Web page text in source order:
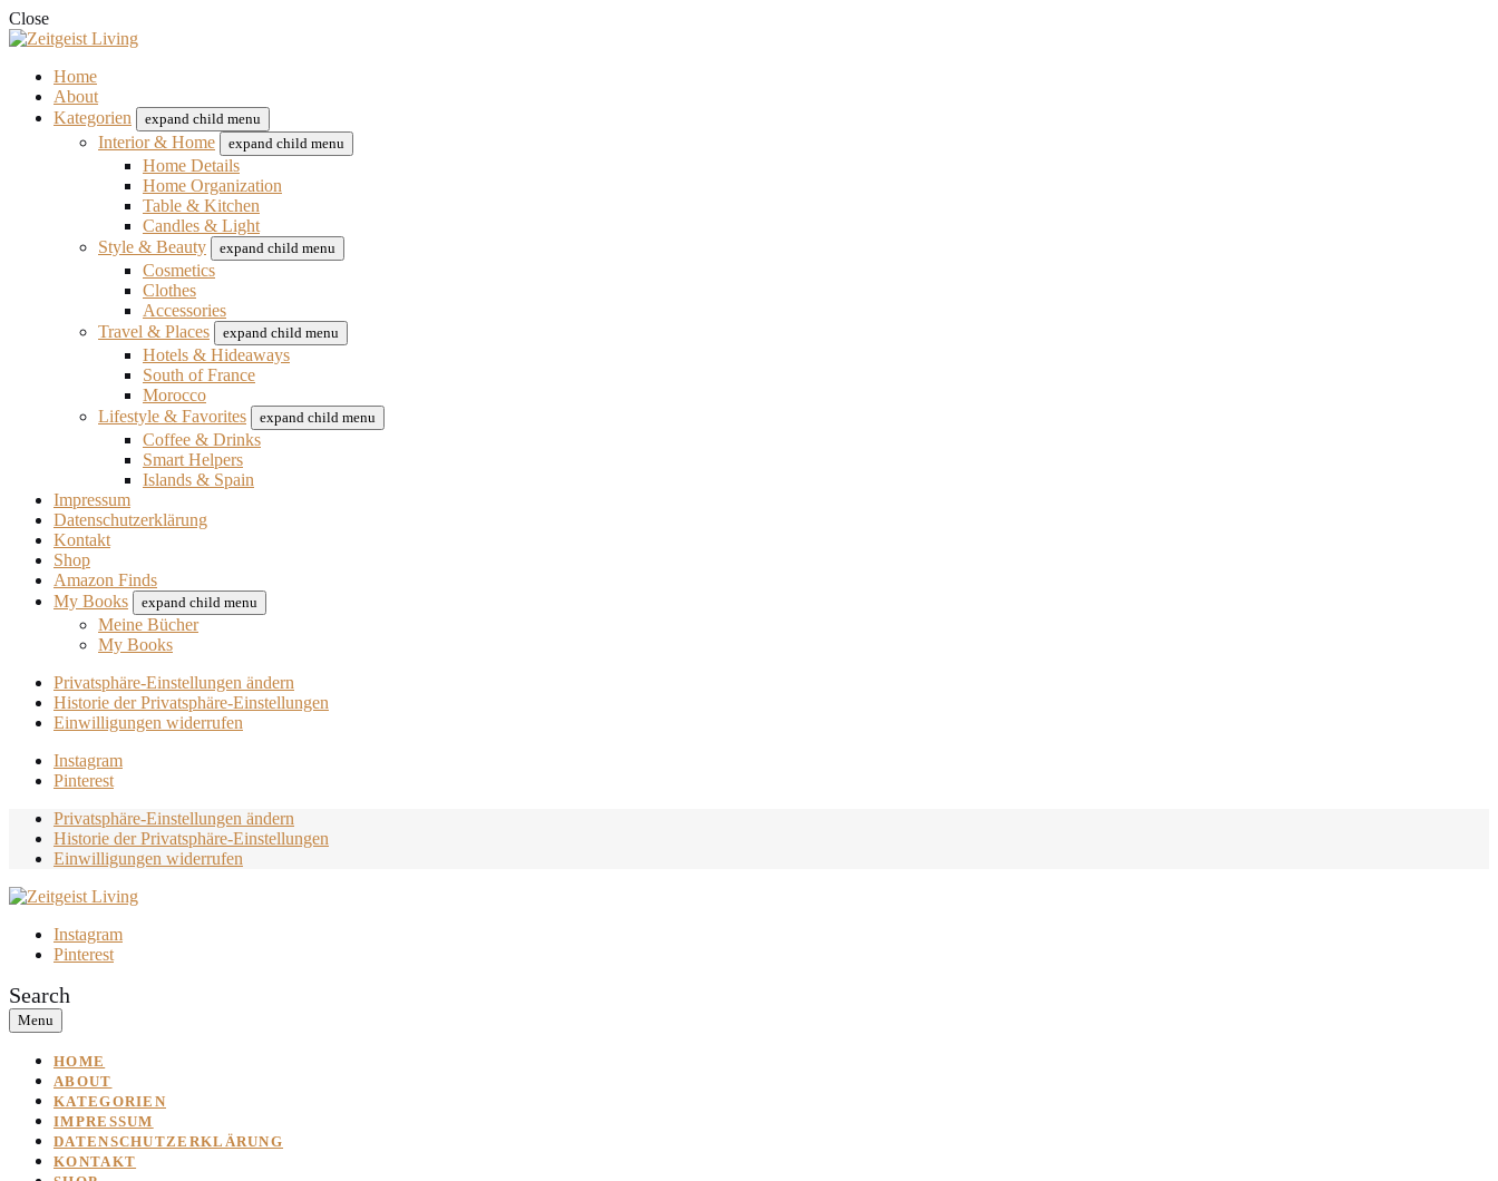
Close
Home
About
Kategorien
expand child menu
Interior & Home expand child menu
Home Details
Home Organization
Table & Kitchen
Candles & Light
Style & Beauty
expand child menu
Cosmetics
Clothes
Accessories
Travel & Places
expand child menu
Hotels & Hideaways
South of France
Morocco
Lifestyle & Favorites
expand child menu
Coffee & Drinks
Smart Helpers
Islands & Spain
Impressum
Datenschutzerklärung
Kontakt
Shop
Amazon Finds
My Books
expand child menu
Meine Bücher
My Books
Privatsphäre-Einstellungen ändern
Historie der Privatsphäre-Einstellungen
Einwilligungen widerrufen
Instagram
Pinterest
Privatsphäre-Einstellungen ändern
Historie der Privatsphäre-Einstellungen
Einwilligungen widerrufen
Instagram
Pinterest
Search
Menu
HOME
ABOUT
KATEGORIEN
IMPRESSUM
DATENSCHUTZERKLÄRUNG
KONTAKT